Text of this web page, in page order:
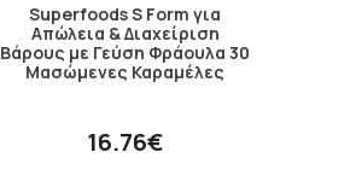
Superfoods S Form για
Απώλεια & Διαχείριση
Βάρους με Γεύση Φράουλα 30
Μασώμενες Καραμέλες
16.76€